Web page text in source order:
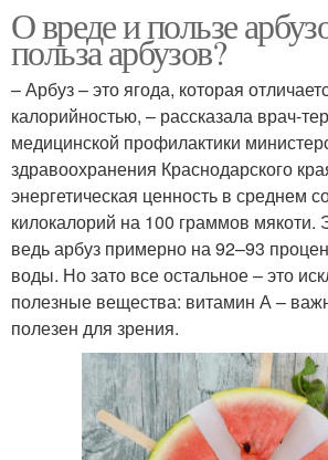
О вреде и пользе
польза арбузов?
– Арбуз – это ягода, которая
калорийностью, – рассказала врач-
медицинской профилактики
здравоохранения Краснодарского
энергетическая ценность в среднем
килокалорий на 100 граммов мякоти.
ведь арбуз примерно на 92–93
воды. Но зато все остальное – это
полезные вещества: витамин А –
полезен для зрения.